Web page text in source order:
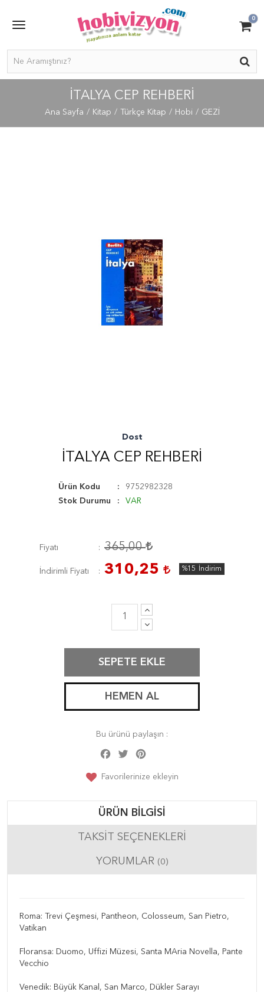
0
İTALYA CEP REHBERI
Ana Sayfa Kitap Türkçe Kitap Hobi GEZİ
Dost
İTALYA CEP REHBERI
Ürün Kodu
9752982328
Stok Durumu
VAR
Fiyatı 365,00
İndirimli Fiyatı 310,25 %15 İndirim
SEPETE EKLE
HEMEN AL
Bu ürünü paylaşın :
Facebook
Twitter
Favorilerinize ekleyin
ÜRÜN BILGISI
TAKSIT SEÇENEKLERI
YORUMLAR (0)
Roma: Trevi Çeşmesi, Pantheon, Colosseum, San Pietro,
Vatikan
Floransa: Duomo, Uffizi Müzesi, Santa MAria Novella, Pante
Vecchio
Venedik: Büyük Kanal, San Marco, Dükler Sarayı